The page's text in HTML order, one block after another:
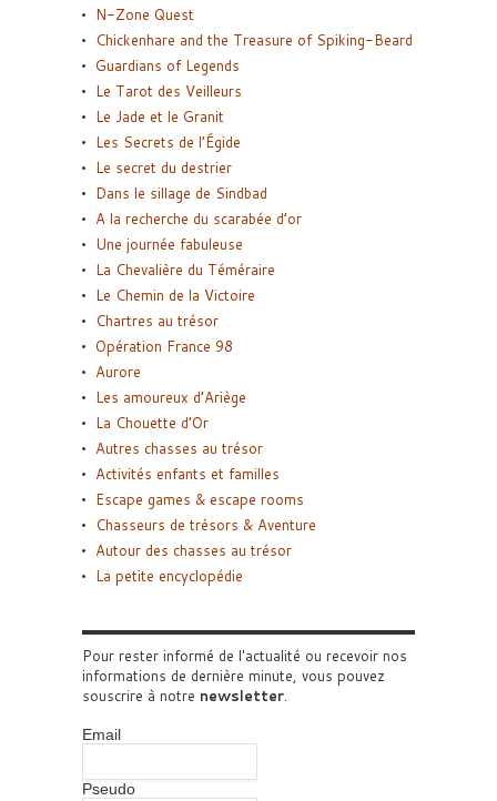
N-Zone Quest
Chickenhare and the Treasure of Spiking-Beard
Guardians of Legends
Le Tarot des Veilleurs
Le Jade et le Granit
Les Secrets de l’Égide
Le secret du destrier
Dans le sillage de Sindbad
A la recherche du scarabée d’or
Une journée fabuleuse
La Chevalière du Téméraire
Le Chemin de la Victoire
Chartres au trésor
Opération France 98
Aurore
Les amoureux d’Ariège
La Chouette d’Or
Autres chasses au trésor
Activités enfants et familles
Escape games & escape rooms
Chasseurs de trésors & Aventure
Autour des chasses au trésor
La petite encyclopédie
Pour rester informé de l'actualité ou recevoir nos
informations de dernière minute, vous pouvez
souscrire à notre newsletter.
Email
Pseudo